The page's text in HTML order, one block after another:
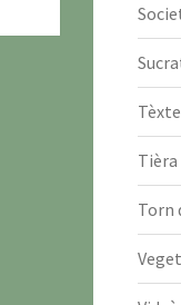
Tièra
Torn